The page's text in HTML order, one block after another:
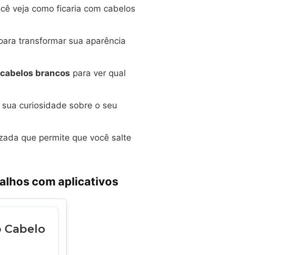
veja como ficaria com cabelos
transformar sua aparência
cabelos brancos para ver qual
curiosidade sobre o seu
que permite que você salte
com aplicativos
Cabelo